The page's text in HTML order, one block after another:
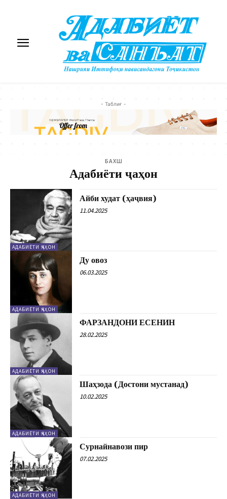
- Таблиғ -
БАХШ
Адабиёти ҷаҳон
АДАБИЁТИ ҶАҲОН
Айби худат (ҳаҷвия)
11.04.2025
АДАБИЁТИ ҶАҲОН
Ду овоз
06.03.2025
АДАБИЁТИ ҶАҲОН
ФАРЗАНДОНИ ЕСЕНИН
28.02.2025
АДАБИЁТИ ҶАҲОН
Шаҳзода (Достони мустанад)
10.02.2025
АДАБИЁТИ ҶАҲОН
Сурнайнавози пир
07.02.2025